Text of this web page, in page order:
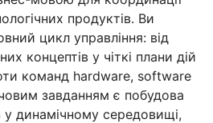
продуктів. Ви
цикл управління: від
концептів у чіткі плани дій
команд hardware, software
завданням є побудова
у динамічному середовищі,